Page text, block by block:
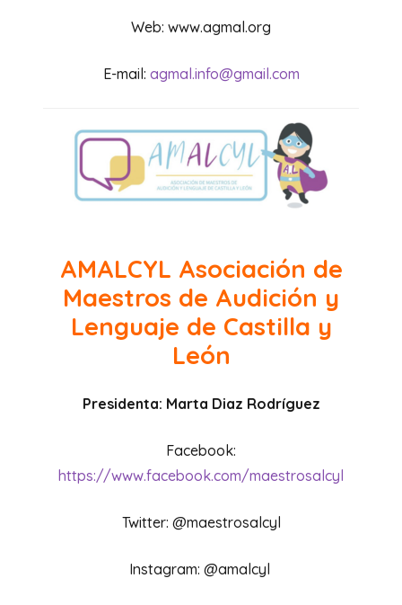
Web: www.agmal.org
E-mail: agmal.info@gmail.com
AMALCYL Asociación de
Maestros de Audición y
Lenguaje de Castilla y
León
Presidenta: Marta Diaz Rodríguez
Facebook:
https://www.facebook.com/maestrosalcyl
Twitter: @maestrosalcyl
Instagram: @amalcyl